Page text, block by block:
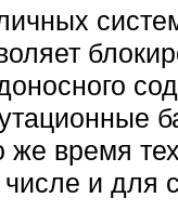
же время
и для